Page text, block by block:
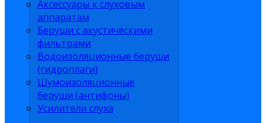
Аксессуары к слуховым
аппаратам
Беруши с акустическими
фильтрами
Водоизоляционные беруши
(гидроплаги)
Шумоизоляционные
беруши (антифоны)
Усилители слуха